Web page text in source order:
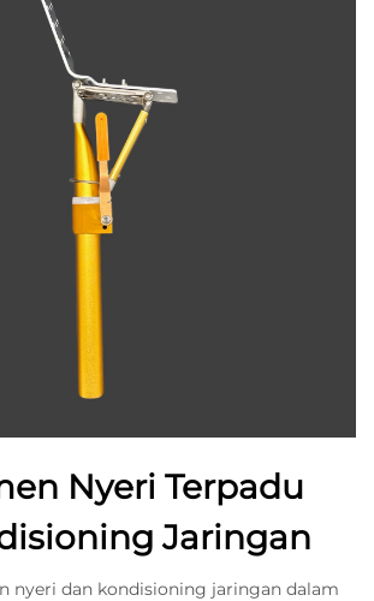
Nyeri Terpadu
Jaringan
nyeri dan kondisioning jaringan dalam